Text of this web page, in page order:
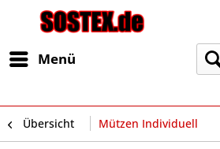
Menü
Übersicht Mützen Individuell